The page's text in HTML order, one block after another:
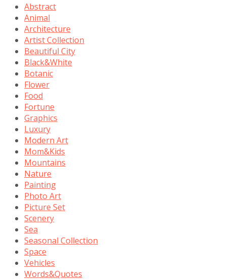
Abstract
Animal
Architecture
Artist Collection
Beautiful City
Black&White
Botanic
Flower
Food
Fortune
Graphics
Luxury
Modern Art
Mom&Kids
Mountains
Nature
Painting
Photo Art
Picture Set
Scenery
Sea
Seasonal Collection
Space
Vehicles
Words&Quotes